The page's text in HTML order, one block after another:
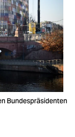
Bundespräsidenten